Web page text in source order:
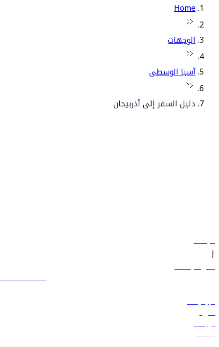
Home
الوجهات
آسيا الوسطى
دليل السفر إلى أذربيجان
سياساتنا
|
الشروط والأحكام
600 544 445
حجز الرحلات
العروض
الوجهات
الأمتعة